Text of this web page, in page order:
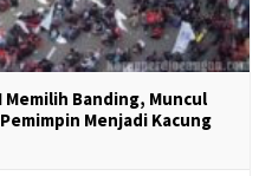
Memilih Banding, Muncul
Menjadi Kacung